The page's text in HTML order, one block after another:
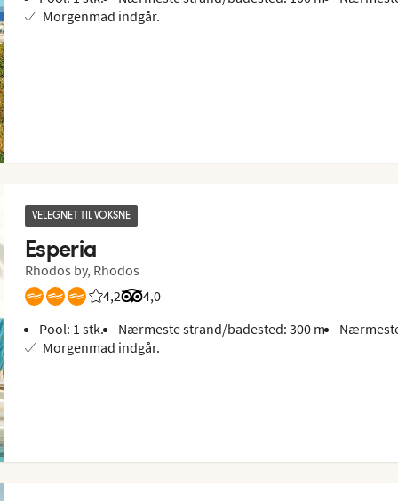
Morgenmad indgår.
VELEGNET TIL VOKSNE
Esperia
Rhodos by, Rhodos
4,2
Bedømmelse fra Spies gæster: 4.158/5
4,0
Bedømmelse fra Tripadvisor: 4 of 5
Pool: 1 stk.
Nærmeste strand/badested: 300 m
Morgenmad indgår.